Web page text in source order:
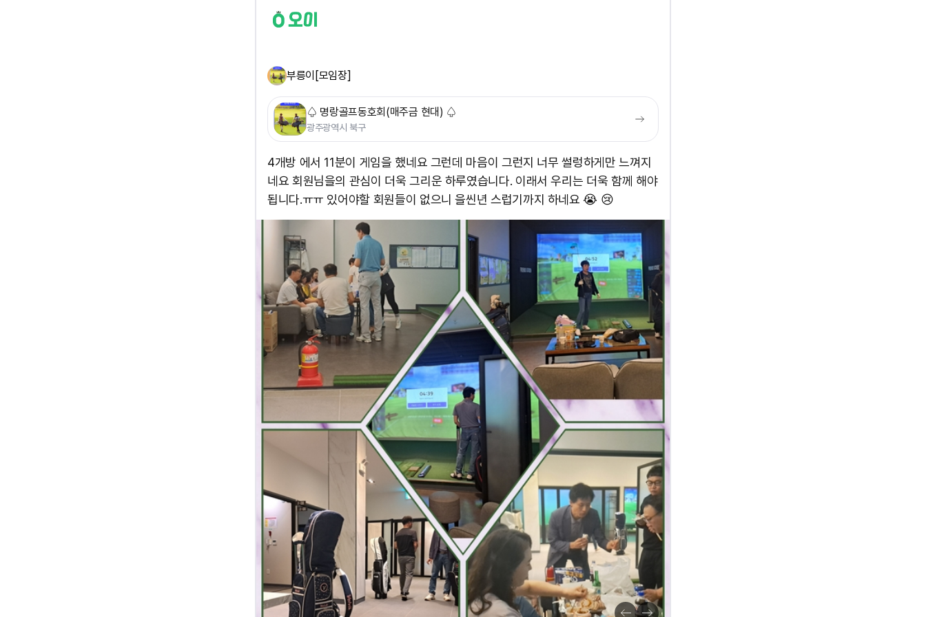
부릉이[모임장]
♤ 명랑골프동호회(매주금 현대) ♤
광주광역시 북구
4개방 에서 11분이 게임을 했네요 그런데 마음이 그런지 너무 썰렁하게만 느껴지
네요 회원님을의 관심이 더욱 그리운 하루였습니다. 이래서 우리는 더욱 함께 해야
됩니다.ㅠㅠ 있어야할 회원들이 없으니 을씬년 스럽기까지 하네요 😭 😢